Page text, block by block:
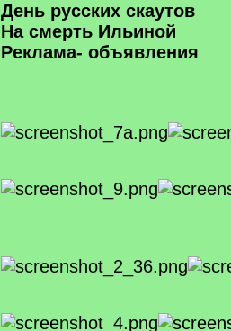
День русских скаутов
На смерть Ильиной
Реклама- объявления